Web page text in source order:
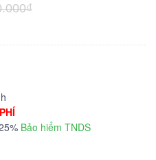
Bảo hiểm TNDS